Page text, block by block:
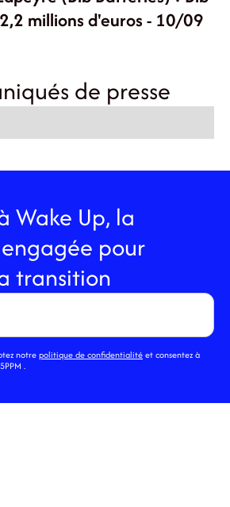
millions d'euros - 10/09
de presse
Wake Up, la
pour
transition
notrepolitique de confidentialitéet consentez à
.